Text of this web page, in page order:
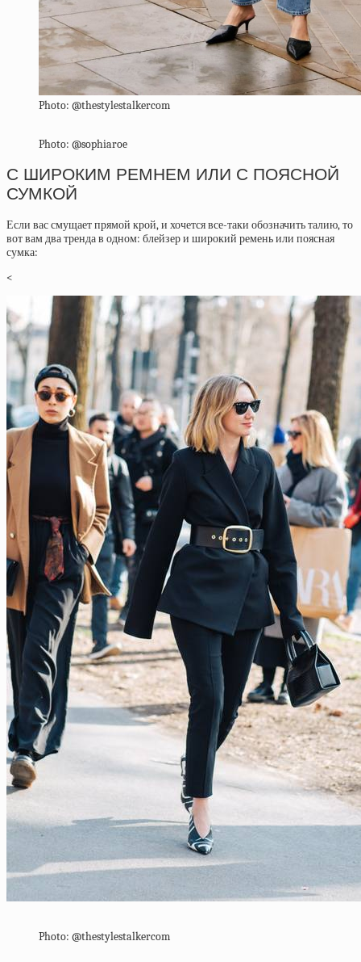
Photo: @thestylestalkercom
Photo: @sophiaroe
С ШИРОКИМ РЕМНЕМ ИЛИ С ПОЯСНОЙ
СУМКОЙ
Если вас смущает прямой крой, и хочется все-таки обозначить талию, то
вот вам два тренда в одном: блейзер и широкий ремень или поясная
сумка:
<
Photo: @thestylestalkercom